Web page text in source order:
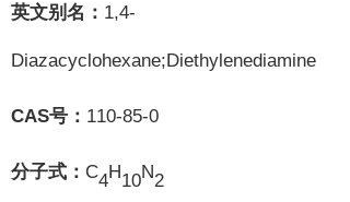
英文别名： 1,4-
Diazacyclohexane;Diethylenediamine
CAS号： 110-85-0
分子式： C4H10N2